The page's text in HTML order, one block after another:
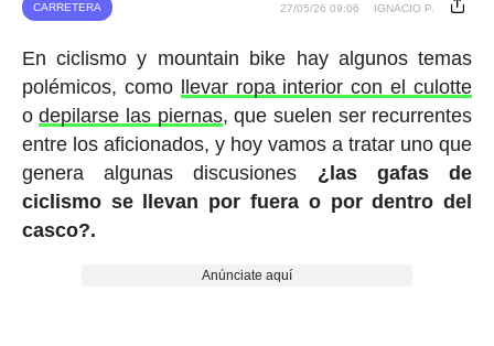
CARRETERA 27/05/26 09:06 IGNACIO P.
En ciclismo y mountain bike hay algunos temas
polémicos, como
llevar ropa interior con el culotte
odepilarse las piernas, que suelen ser recurrentes
entre los aficionados, y hoy vamos a tratar uno que
genera algunas discusiones ¿las gafas de
ciclismo se llevan por fuera o por dentro del
casco?.
Anúnciate aquí